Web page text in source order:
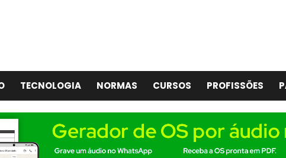
TECNOLOGIA NORMAS CURSOS PROFISSÕES